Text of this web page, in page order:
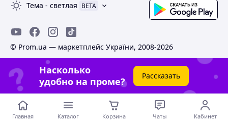
Тема - светлая BETA
© Prom.ua — маркетплейс України, 2008-2026
Насколько
удобно на проме?
Рассказать
Главная Каталог Корзина Чаты Кабинет